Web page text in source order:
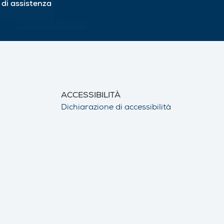
assistenza
ACCESSIBILITÀ
Dichiarazione di accessibilità